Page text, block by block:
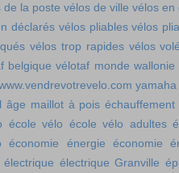
de la poste vélos de ville vélos en
déclarés vélos pliables vélos
vélos trop rapides vélos
belgique vélotaf monde wallonie
âge maillot à pois
école vélo école vélo adultes
économie énergie
économie
électrique électrique Granville